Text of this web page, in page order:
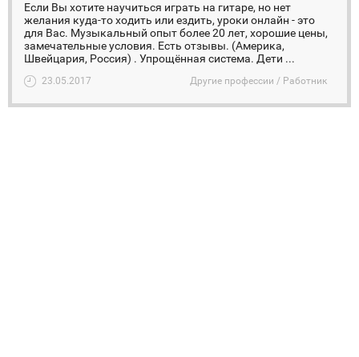
Если Вы хотите научиться играть на гитаре, но нет
желания куда-то ходить или ездить, уроки онлайн - это
для Вас. Музыкальный опыт более 20 лет, хорошие цены,
замечательные условия. Есть отзывы. (Америка,
Швейцария, Россия) . Упрощённая система. Дети ...
23.05.2017 Другие профессии / Работник